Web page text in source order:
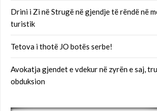
Drini i Zi në Strugë në gjendje të rëndë në
turistik
Tetova i thotë JO botës serbe!
Avokatja gjendet e vdekur në zyrën e saj,
obduksion